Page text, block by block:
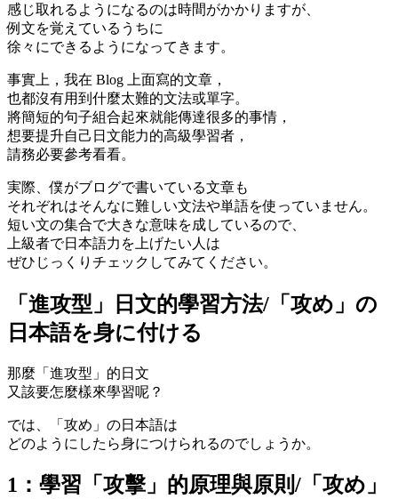
感じ取れるようになるのは時間がかかりますが、
例文を覚えているうちに
徐々にできるようになってきます。
事實上，我在 Blog 上面寫的文章，
也都沒有用到什麼太難的文法或單字。
將簡短的句子組合起來就能傳達很多的事情，
想要提升自己日文能力的高級學習者，
請務必要參考看看。
実際、僕がブログで書いている文章も
それぞれはそんなに難しい文法や単語を使っていません。
短い文の集合で大きな意味を成しているので、
上級者で日本語力を上げたい人は
ぜひじっくりチェックしてみてください。
「進攻型」日文的學習方法/「攻め」の
日本語を身に付ける
那麼「進攻型」的日文
又該要怎麼樣來學習呢？
では、「攻め」の日本語は
どのようにしたら身につけられるのでしょうか。
1：學習「攻擊」的原理與原則/「攻め」